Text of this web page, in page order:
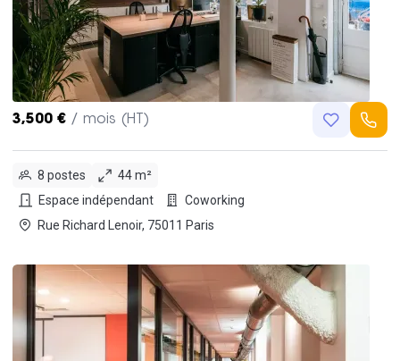
3,500 € / mois (HT)
8 postes
44 m²
Espace indépendant
Coworking
Rue Richard Lenoir, 75011 Paris